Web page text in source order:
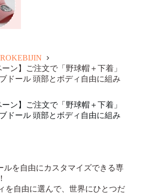
ン】ご注文で「野球帽＋下着」
ドール 頭部とボディ自由に組み
ン】ご注文で「野球帽＋下着」
ドール 頭部とボディ自由に組み
ルを自由にカスタマイズできる専
を自由に選んで、世界にひとつだ